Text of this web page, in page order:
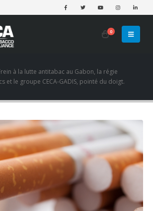
0
à la lutte antitabac au Gabon, la régie
et le groupe CECA-GADIS, pointé du doigt.